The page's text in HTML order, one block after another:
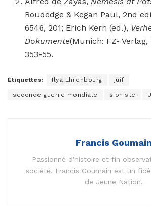
Roudedge & Kegan Paul, 2nd
6546, 201; Erich Kern (ed.),
Dokumente(Munich: FZ- Verlag,
353-55.
Étiquettes: Ilya Ehrenbourg juif
seconde guerre mondiale sioniste
Francis Goumain
Passionné d'histoire et fin
société, Francis Goumain est un
de Jeune Nation.